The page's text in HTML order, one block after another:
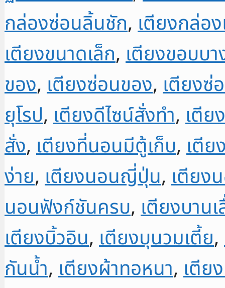
กล่องซ่อนลิ้นชัก, เตียงกล่อ
เตียงขนาดเล็ก, เตียงขอบบา
ของ, เตียงซ่อนของ, เตียงซ่
ยุโรป, เตียงดีไซน์สั่งทำ, เตีย
สั่ง, เตียงที่นอนมีตู้เก็บ, เตี
ง่าย, เตียงนอนญี่ปุ่น, เตียง
นอนฟังก์ชันครบ, เตียงบาน
เตียงบิ้วอิน, เตียงบุนวมเตี้ย,
กันน้ำ, เตียงผ้าทอหนา, เตีย